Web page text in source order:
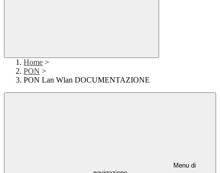
Home >
PON >
PON Lan Wlan DOCUMENTAZIONE
Menu di